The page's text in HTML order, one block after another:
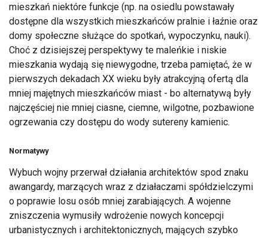
mieszkań niektóre funkcje (np. na osiedlu powstawały
dostępne dla wszystkich mieszkańców pralnie i łaźnie oraz
domy społeczne służące do spotkań, wypoczynku, nauki).
Choć z dzisiejszej perspektywy te maleńkie i niskie
mieszkania wydają się niewygodne, trzeba pamiętać, że w
pierwszych dekadach XX wieku były atrakcyjną ofertą dla
mniej majętnych mieszkańców miast - bo alternatywą były
najczęściej nie mniej ciasne, ciemne, wilgotne, pozbawione
ogrzewania czy dostępu do wody sutereny kamienic.
Normatywy
Wybuch wojny przerwał działania architektów spod znaku
awangardy, marzących wraz z działaczami spółdzielczymi
o poprawie losu osób mniej zarabiających. A wojenne
zniszczenia wymusiły wdrożenie nowych koncepcji
urbanistycznych i architektonicznych, mających szybko